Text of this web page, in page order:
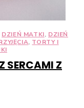
DZIEŃ MATKI, DZIEŃ
, TORTY I
SERCAMI Z